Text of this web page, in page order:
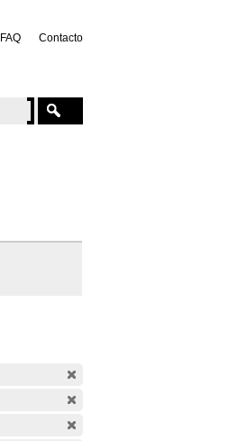
FAQ Contacto